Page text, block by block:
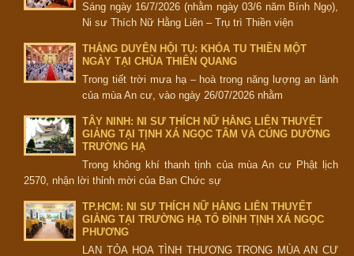
Sáng ngày 16/7/2026 (nhằm ngày 03/6 năm Bính Ngọ),
Ni sư Thích Nữ Hằng Liên – Trụ trì Thiền viện
THẮNG DUYÊN HỘI TỤ: KHÓA TU THIỀN MỘT
NGÀY TẠI CHÙA THIÊN QUANG
Trong tiết trời mưa hạ – hoà trong năng lượng an lành
của mùa An cư, vào ngày 26/07/2026 nhằm
TÂY NINH: NI SƯ THÍCH NỮ HẰNG LIÊN THUYẾT
GIẢNG TẠI TỊNH XÁ NGỌC TÂM VÀ CÚNG DƯỜNG
TRƯỜNG HẠ
Trong không khí thanh tịnh của mùa An cư Phật lịch
2570, nhận lời thỉnh mời của Ban Chức sự
TP.HCM: NI SƯ THÍCH NỮ HẰNG LIÊN THUYẾT
GIẢNG TẠI TRƯỜNG HẠ TỔ ĐÌNH TỊNH XÁ NGỌC
PHƯƠNG
LAN TỎA HOA TÌNH THƯƠNG TRONG MÙA AN CƯ